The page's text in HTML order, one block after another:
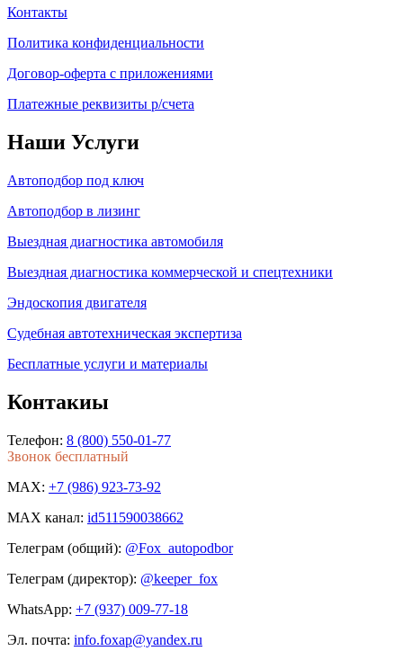
Контакты
Политика конфиденциальности
Договор-оферта с приложениями
Платежные реквизиты р/счета
Наши Услуги
Автоподбор под ключ
Автоподбор в лизинг
Выездная диагностика автомобиля
Выездная диагностика коммерческой и спецтехники
Эндоскопия двигателя
Судебная автотехническая экспертиза
Бесплатные услуги и материалы
Контакиы
Телефон: 8 (800) 550-01-77
Звонок бесплатный
MAX: +7 (986) 923-73-92
MAX канал: id511590038662
Телеграм (общий): @Fox_autopodbor
Телеграм (директор): @keeper_fox
WhatsApp: +7 (937) 009-77-18
Эл. почта: info.foxap@yandex.ru